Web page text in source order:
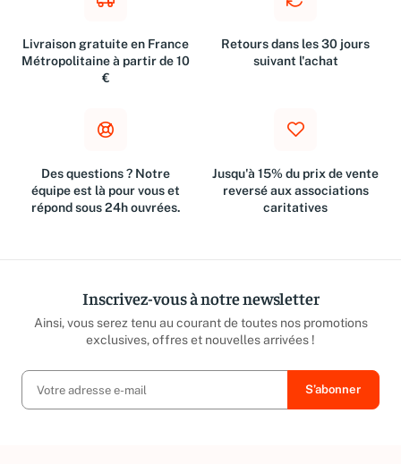
Livraison gratuite en France
Métropolitaine à partir de 10
€
Retours dans les 30 jours
suivant l'achat
Des questions ? Notre
équipe est là pour vous et
répond sous 24h ouvrées.
Jusqu'à 15% du prix de vente
reversé aux associations
caritatives
Inscrivez-vous à notre newsletter
Ainsi, vous serez tenu au courant de toutes nos promotions
exclusives, offres et nouvelles arrivées !